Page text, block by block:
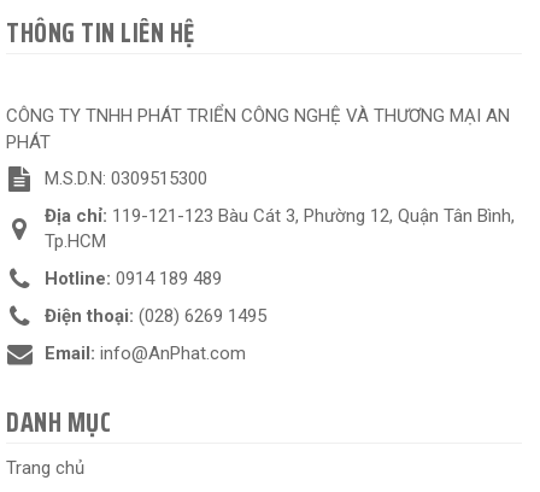
THÔNG TIN LIÊN HỆ
CÔNG TY TNHH PHÁT TRIỂN CÔNG NGHỆ VÀ THƯƠNG MẠI AN
PHÁT
M.S.D.N: 0309515300
Địa chỉ: 119-121-123 Bàu Cát 3, Phường 12, Quận Tân Bình,
Tp.HCM
Hotline: 0914 189 489
Điện thoại: (028) 6269 1495
Email: info@AnPhat.com
DANH MỤC
Trang chủ